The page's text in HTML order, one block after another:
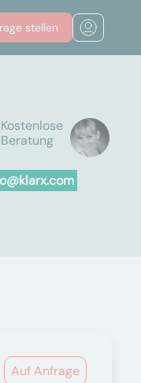
stellen
Kostenlose
Beratung
Auf Anfrage